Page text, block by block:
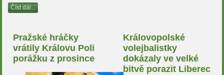
Číst dál...
Pražské hráčky
vrátily Královu Poli
porážku z prosince
Královopolské
volejbalistky
dokázaly ve velké
bitvě porazit Liberec